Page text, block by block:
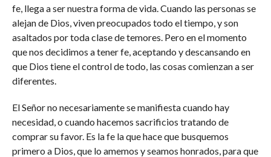
fe, llega a ser nuestra forma de vida. Cuando las personas se
alejan de Dios, viven preocupados todo el tiempo, y son
asaltados por toda clase de temores. Pero en el momento
que nos decidimos a tener fe, aceptando y descansando en
que Dios tiene el control de todo, las cosas comienzan a ser
diferentes.
El Señor no necesariamente se manifiesta cuando hay
necesidad, o cuando hacemos sacrificios tratando de
comprar su favor. Es la fe la que hace que busquemos
primero a Dios, que lo amemos y seamos honrados, para que